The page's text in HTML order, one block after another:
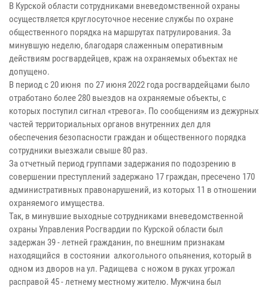
В Курской области сотрудниками вневедомственной охраны
осуществляется круглосуточное несение службы по охране
общественного порядка на маршрутах патрулирования. За
минувшую неделю, благодаря слаженным оперативным
действиям росгвардейцев, краж на охраняемых объектах не
допущено.
В период с 20 июня по 27 июня 2022 года росгвардейцами было
отработано более 280 выездов на охраняемые объекты, с
которых поступил сигнал «тревога». По сообщениям из дежурных
частей территориальных органов внутренних дел для
обеспечения безопасности граждан и общественного порядка
сотрудники выезжали свыше 80 раз.
За отчетный период группами задержания по подозрению в
совершении преступлений задержано 17 граждан, пресечено 170
административных правонарушений, из которых 11 в отношении
охраняемого имущества.
Так, в минувшие выходные сотрудниками вневедомственной
охраны Управления Росгвардии по Курской области был
задержан 39 - летней гражданин, по внешним признакам
находящийся в состоянии алкогольного опьянения, который в
одном из дворов на ул. Радищева с ножом в руках угрожал
расправой 45 - летнему местному жителю. Мужчина был